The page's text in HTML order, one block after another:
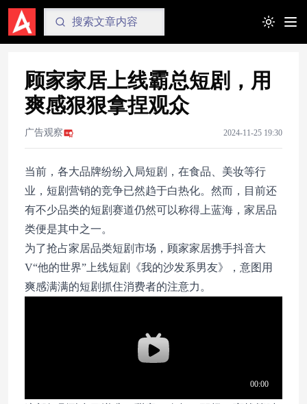
Toggle
顾家家居上线霸总短剧，用
爽感狠狠拿捏观众
广告观察 2024-11-25 19:30
当前，各大品牌纷纷入局短剧，在食品、美妆等行
业，短剧营销的竞争已然趋于白热化。然而，目前还
有不少品类的短剧赛道仍然可以称得上蓝海，家居品
类便是其中之一。
为了抢占家居品类短剧市场，顾家家居携手抖音大
V“他的世界”上线短剧《我的沙发系男友》，意图用
爽感满满的短剧抓住消费者的注意力。